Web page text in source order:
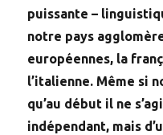
puissante –
notre pays
européennes, la
l’italienne. Même si
qu’au début il ne
indépendant, mais